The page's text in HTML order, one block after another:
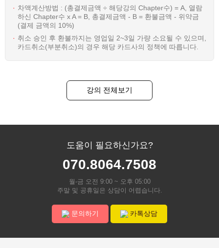
차액계산방법 : (총결제금액 ÷ 해당강의 Chapter수) = A, 열람
하신 Chapter수 x A = B, 총결제금액 - B = 환불금액 - 위약금
(결제 금액의 10%)
취소 승인 후 환불까지는 영업일 2~3일 가량 소요될 수 있으며,
카드취소(부분취소)의 경우 해당 카드사의 정책에 따릅니다.
강의 전체보기
도움이 필요하신가요?
070.8064.7508
월-금 오전 9:00 ~ 오후 05:00
주말 및 공휴일은 상담이 어렵습니다.
문의하기 카톡상담